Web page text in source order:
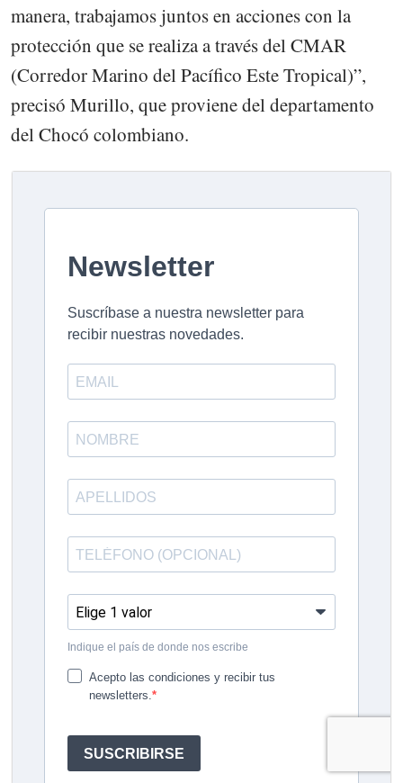
manera, trabajamos juntos en acciones con la
protección que se realiza a través del CMAR
(Corredor Marino del Pacífico Este Tropical)”,
precisó Murillo, que proviene del departamento
del Chocó colombiano.